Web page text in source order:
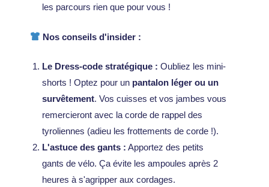
les parcours rien que pour vous !
Nos conseils d'insider :
Le Dress-code stratégique : Oubliez les mini-
shorts ! Optez pour un pantalon léger ou un
survêtement. Vos cuisses et vos jambes vous
remercieront avec la corde de rappel des
tyroliennes (adieu les frottements de corde !).
L'astuce des gants : Apportez des petits
gants de vélo. Ça évite les ampoules après 2
heures à s'agripper aux cordages.